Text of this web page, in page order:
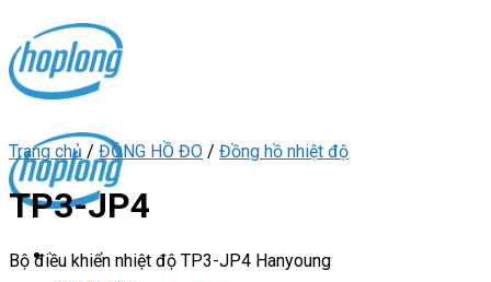
content
Trang chủ / ĐỒNG HỒ ĐO / Đồng hồ nhiệt độ
TP3-JP4
Bộ điều khiển nhiệt độ TP3-JP4 Hanyoung